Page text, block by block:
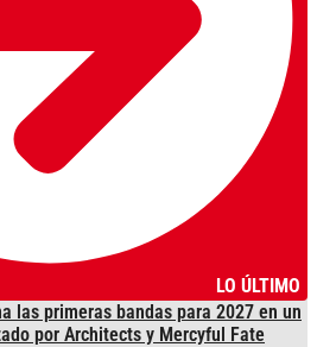
LO ÚLTIMO
las primeras bandas para 2027 en un
por Architects y Mercyful Fate